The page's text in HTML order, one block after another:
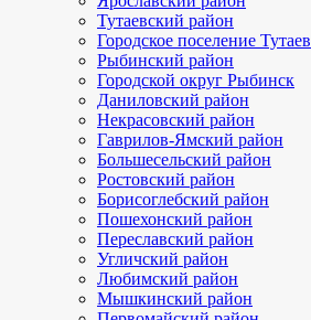
Тутаевский район
Городское поселение Тутаев
Рыбинский район
Городской округ Рыбинск
Даниловский район
Некрасовский район
Гаврилов-Ямский район
Большесельский район
Ростовский район
Борисоглебский район
Пошехонский район
Переславский район
Угличский район
Любимский район
Мышкинский район